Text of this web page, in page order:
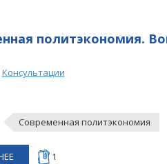
политэкономия.
Консультации
Современная политэкономия
1